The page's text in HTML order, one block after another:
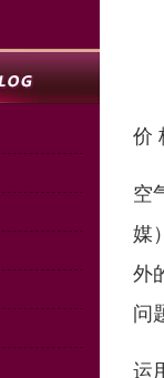
价
空
媒
外
问
运